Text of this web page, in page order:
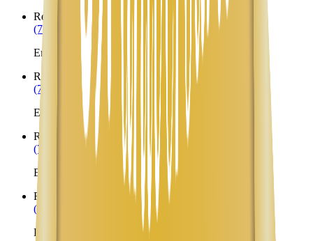
Red Rock
AZ
(702) 879-8299
Envíos a Nicaragua desde Red Rock
Rimrock
(702) 879-8299
Envíos a Nicaragua desde Rimrock
Rio Rico
AZ
(702) 879-8299
Envíos a Nicaragua desde Rio Rico
Roll
(702) 879-8299
Envíos a Nicaragua desde Roll